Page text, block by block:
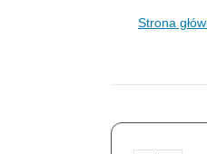
Strona